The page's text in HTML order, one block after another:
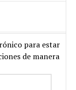
para estar
de manera